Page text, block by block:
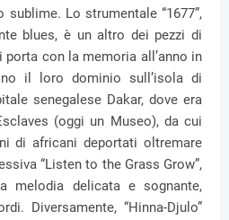
sublime. Lo strumentale “1677”,
blues, è un altro dei pezzi di
con la memoria all’anno in
il loro dominio sull’isola di
senegalese Dakar, dove era
(oggi un Museo), da cui
di africani deportati oltremare
“Listen to the Grass Grow”,
melodia delicata e sognante,
Diversamente, “Hinna-Djulo”